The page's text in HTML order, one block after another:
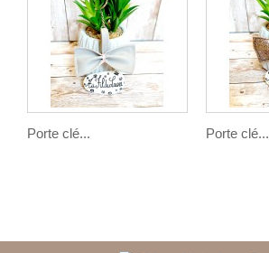
Porte clé... Porte clé...